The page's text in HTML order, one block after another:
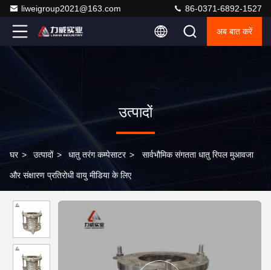
liweigroup2021@163.com 86-0371-6892-1527
अब बात करें
उत्पादों
घर > उत्पादों > धातु तरंग कम्पेसाटर > सार्वभौमिक संगतता धातु रिपल मुआवजा
और संक्षारण प्रतिरोधी वायु मीडिया के लिए